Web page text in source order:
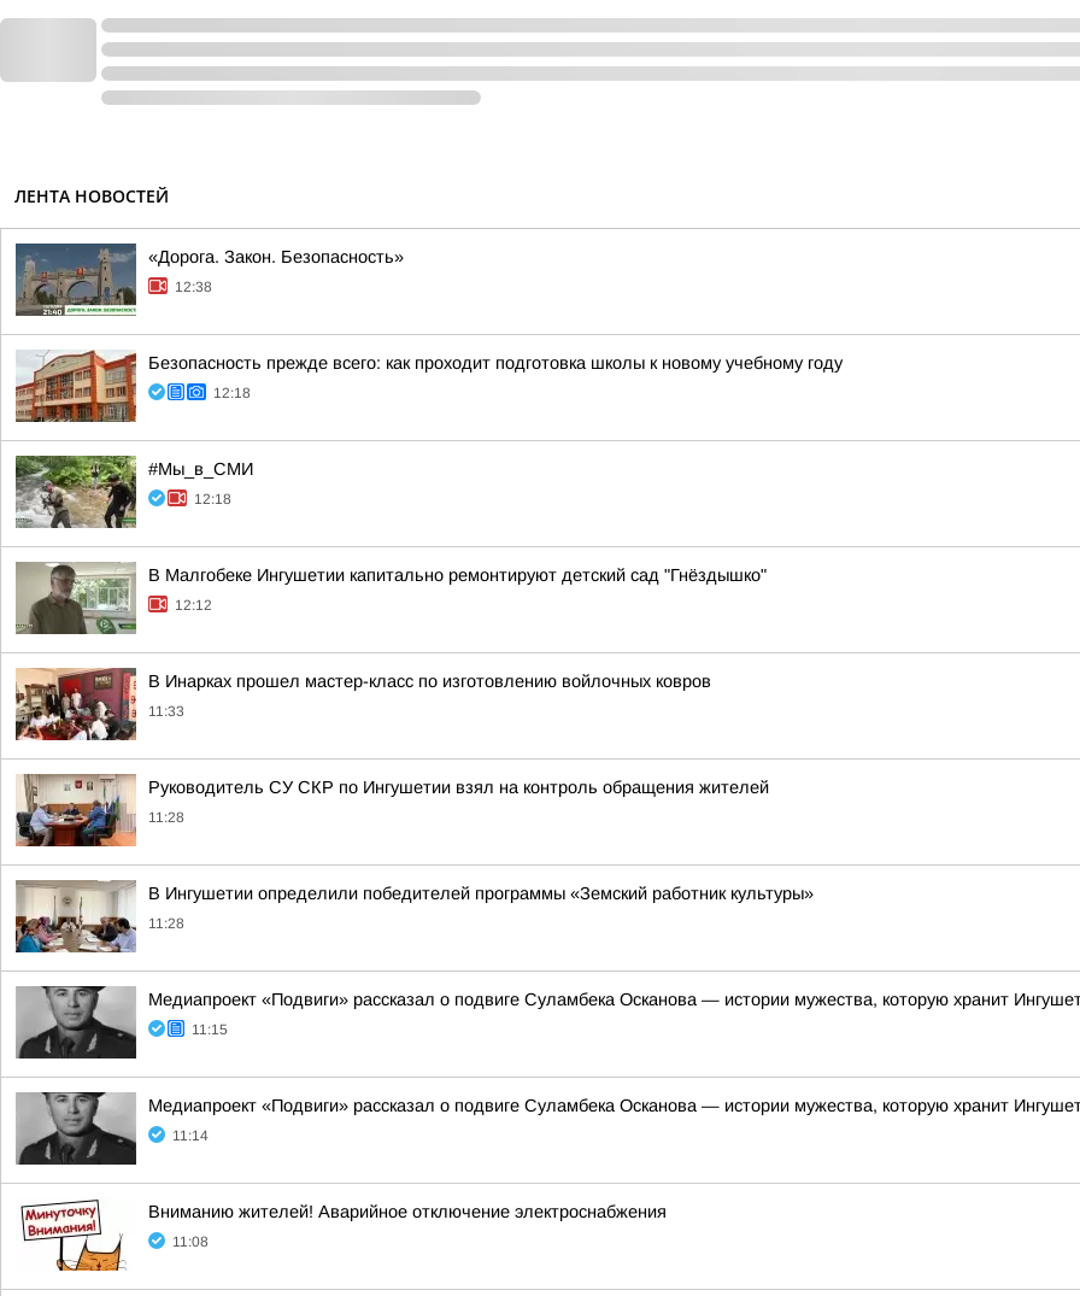
ЛЕНТА НОВОСТЕЙ
«Дорога. Закон. Безопасность»
12:38
Безопасность прежде всего: как проходит подготовка школы к новому учебному году
12:18
#Мы_в_СМИ
12:18
В Малгобеке Ингушетии капитально ремонтируют детский сад "Гнёздышко"
12:12
В Инарках прошел мастер-класс по изготовлению войлочных ковров
11:33
Руководитель СУ СКР по Ингушетии взял на контроль обращения жителей
11:28
В Ингушетии определили победителей программы «Земский работник культуры»
11:28
Медиапроект «Подвиги» рассказал о подвиге Суламбека Осканова — истории мужества, которую хранит
11:15
Медиапроект «Подвиги» рассказал о подвиге Суламбека Осканова — истории мужества, которую хранит
11:14
Вниманию жителей! Аварийное отключение электроснабжения
11:08